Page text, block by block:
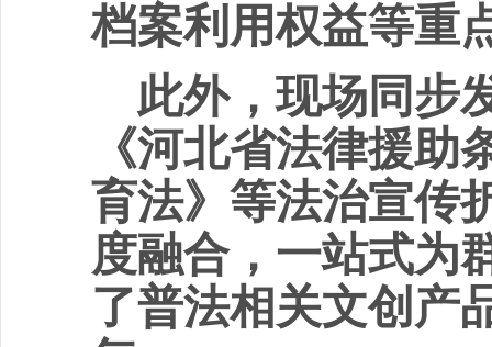
档案利用权益等重
此外，现场同步
《河北省法律援
育法》等法治宣传
度融合，一站式为
了普法相关文创产